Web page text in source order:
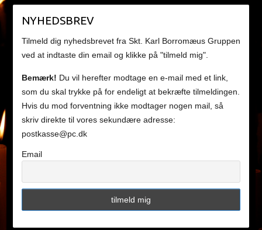
NYHEDSBREV
Tilmeld dig nyhedsbrevet fra Skt. Karl Borromæus Gruppen
ved at indtaste din email og klikke på "tilmeld mig".
Bemærk! Du vil herefter modtage en e-mail med et link,
som du skal trykke på for endeligt at bekræfte tilmeldingen.
Hvis du mod forventning ikke modtager nogen mail, så
skriv direkte til vores sekundære adresse:
postkasse@pc.dk
Email